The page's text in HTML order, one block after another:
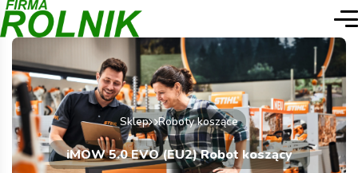
Sklep Roboty koszące
iMOW 5.0 EVO (EU2) Robot koszący